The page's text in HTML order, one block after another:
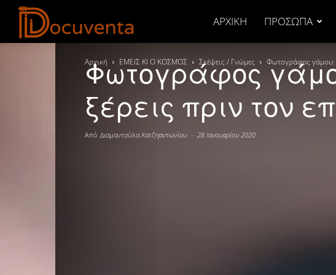
ΑΡΧΙΚΉ ΠΡΟΣΩΠΑ
Αρχική ΕΜΕΙΣ ΚΙ Ο ΚΟΣΜΟΣ Σκέψεις / Γνώμες Φωτογράφος γάμου:
Φωτογράφος
ξέρεις πριν τον
Από Διαμαντούλα Χατζηαντωνίου - 28 Ιανουαρίου 2020